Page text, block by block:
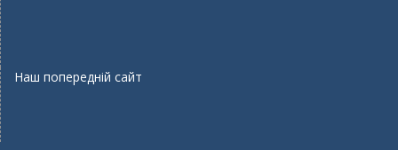
Наш попередній сайт